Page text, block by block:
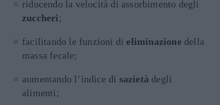
riducendo la velocità di assorbimento degli
zuccheri ;
facilitando le funzioni di eliminazione della
massa fecale;
aumentando l’indice di sazietà degli
alimenti;